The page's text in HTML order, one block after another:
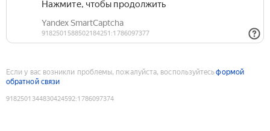
Если у вас возникли проблемы, пожалуйста, воспользуйтесьформой
обратной связи
9182501344830424592:1786097374